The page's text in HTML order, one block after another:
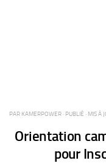
PAR KAMERPOWER· PUBLIÉ · MIS À
Orientation
pour